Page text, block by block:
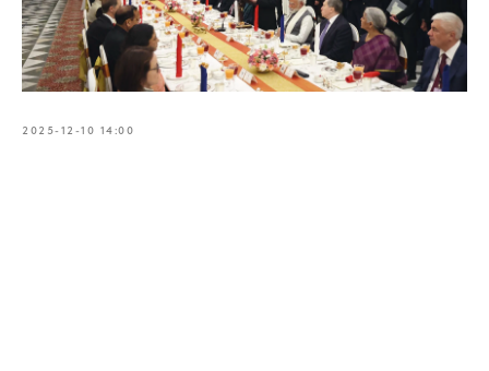
2025-12-10 14:00